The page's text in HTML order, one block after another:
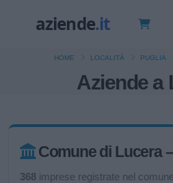
Aziende a
HOME LOCALITÀ PUGLIA
Comune di Lucera
368 imprese registrate nel